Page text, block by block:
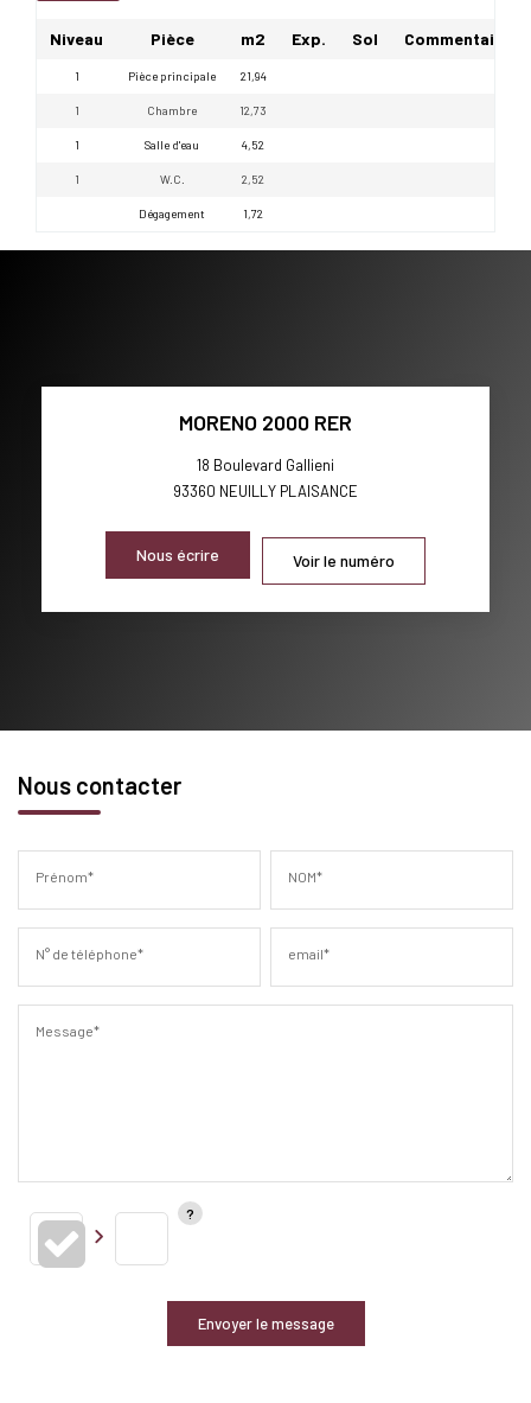
Niveau Pièce m2 Exp. Sol Commentaires
1 Pièce principale 21,94
1 Chambre 12,73
1 Salle d'eau 4,52
1 W.C. 2,52
Dégagement 1,72
MORENO 2000 RER
18 Boulevard Gallieni
93360 NEUILLY PLAISANCE
Nous écrire Voir le numéro
Nous contacter
Prénom* NOM*
N° de téléphone* email*
Message*
Envoyer le message